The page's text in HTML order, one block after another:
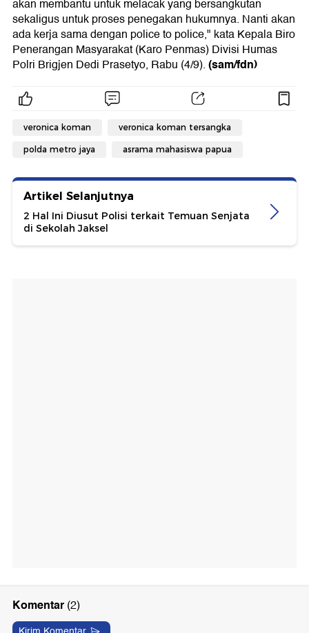
akan membantu untuk melacak yang bersangkutan
sekaligus untuk proses penegakan hukumnya. Nanti akan
ada kerja sama dengan police to police," kata Kepala Biro
Penerangan Masyarakat (Karo Penmas) Divisi Humas
Polri Brigjen Dedi Prasetyo, Rabu (4/9).(sam/fdn)
veronica koman veronica koman tersangka
polda metro jaya asrama mahasiswa papua
Artikel Selanjutnya
2 Hal Ini Diusut Polisi terkait Temuan Senjata
di Sekolah Jaksel